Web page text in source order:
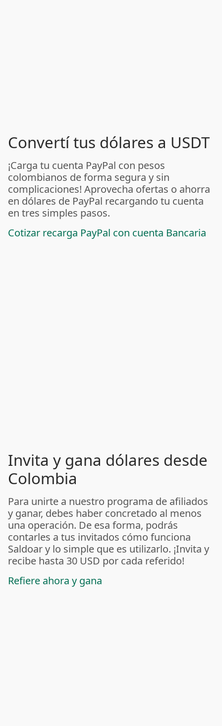
Convertí tus dólares a USDT
¡Carga tu cuenta PayPal con pesos
colombianos de forma segura y sin
complicaciones! Aprovecha ofertas o ahorra
en dólares de PayPal recargando tu cuenta
en tres simples pasos.
Cotizar recarga PayPal con cuenta Bancaria
Invita y gana dólares desde
Colombia
Para unirte a nuestro programa de afiliados
y ganar, debes haber concretado al menos
una operación. De esa forma, podrás
contarles a tus invitados cómo funciona
Saldoar y lo simple que es utilizarlo. ¡Invita y
recibe hasta 30 USD por cada referido!
Refiere ahora y gana